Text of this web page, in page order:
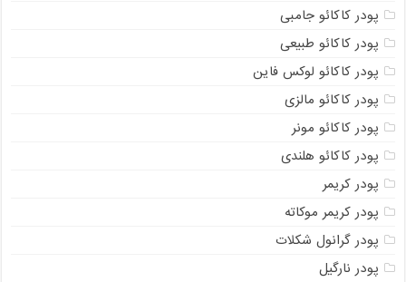
پودر کاکائو جامبی
پودر کاکائو طبیعی
پودر کاکائو لوکس فاین
پودر کاکائو مالزی
پودر کاکائو مونر
پودر کاکائو هلندی
پودر کریمر
پودر کریمر موکاته
پودر گرانول شکلات
پودر نارگیل